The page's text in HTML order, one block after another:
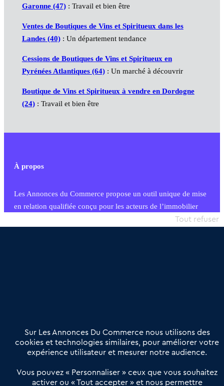
Garonne (47): Travail et bien être
Ventes de Boutiques de Vins et Spiritueux dans les
Landes (40): Un département tendance
Cessions de Boutiques de Vins et Spiritueux en
Pyrénées Atlantiques (64): Un marché à découvrir
Boutique de Vins et Spiritueux à vendre en Dordogne
(24): Travail et bien être
À propos
Les Annonces du Commerce propose un outil unique de mise
en relation qualifiée conçu pour les acteurs de l’immobilier
commercial et les collectivités territoriales, simple et intégrant
Offres Pro
Actualités
Qui sommes nous ?
Derniers articles
Sur Les Annonces Du Commerce nous utilisons des
cookies et technologies similaires, pour améliorer votre
expérience utilisateur et mesurer notre audience.
Vous pouvez « Personnaliser » ceux que vous souhaitez
activer ou « Tout accepter » et nous permettre
Tout refuser